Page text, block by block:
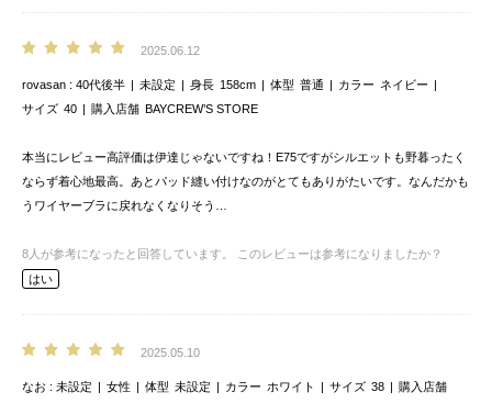
2025.06.12
rovasan 40代後半 未設定 身長 158cm 体型 普通 カラー ネイビー
サイズ 40 購入店舗 BAYCREW’S STORE
本当にレビュー高評価は伊達じゃないですね！E75ですがシルエットも野暮ったく
ならず着心地最高。あとパッド縫い付けなのがとてもありがたいです。なんだかも
うワイヤーブラに戻れなくなりそう…
8 人が参考になったと回答しています。
このレビューは参考になりましたか？
はい
2025.05.10
なお 未設定 女性 体型 未設定 カラー ホワイト サイズ 38
購入店舗